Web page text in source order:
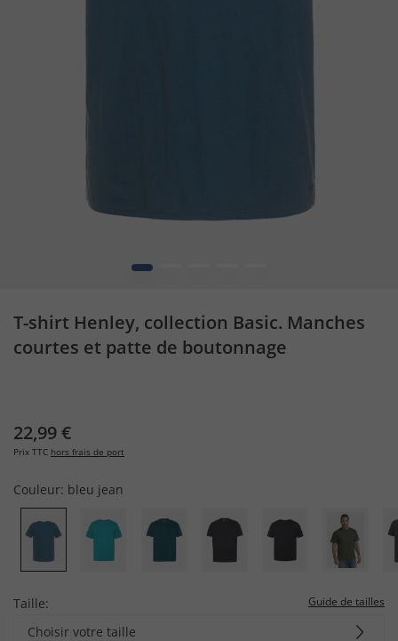
1
T-shirt Henley, collection Basic. Manches
courtes et patte de boutonnage
22,99 €
Prix TTC hors frais de port
Couleur: bleu jean
Taille: Guide de tailles
Choisir votre taille